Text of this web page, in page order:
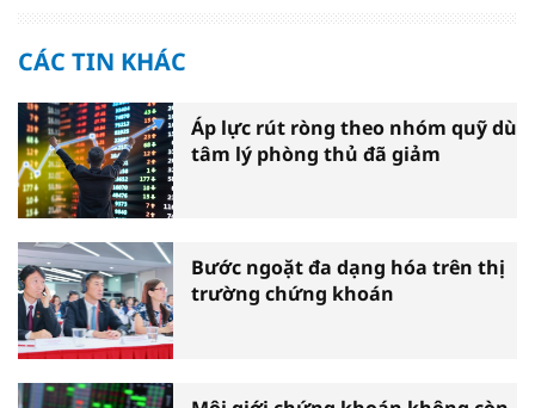
CÁC TIN KHÁC
Áp lực rút ròng theo nhóm quỹ dù
tâm lý phòng thủ đã giảm
Bước ngoặt đa dạng hóa trên thị
trường chứng khoán